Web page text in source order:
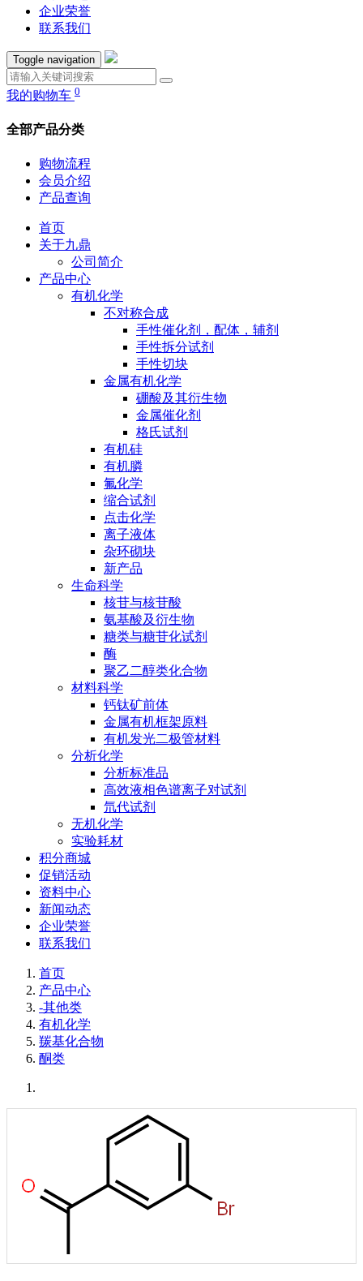
企业荣誉
联系我们
Toggle navigation
我的购物车 0
全部产品分类
购物流程
会员介绍
产品查询
首页
关于九鼎
公司简介
产品中心
有机化学
不对称合成
手性催化剂，配体，辅剂
手性拆分试剂
手性切块
金属有机化学
硼酸及其衍生物
金属催化剂
格氏试剂
有机硅
有机膦
氟化学
缩合试剂
点击化学
离子液体
杂环砌块
新产品
生命科学
核苷与核苷酸
氨基酸及衍生物
糖类与糖苷化试剂
酶
聚乙二醇类化合物
材料科学
钙钛矿前体
金属有机框架原料
有机发光二极管材料
分析化学
分析标准品
高效液相色谱离子对试剂
氘代试剂
无机化学
实验耗材
积分商城
促销活动
资料中心
新闻动态
企业荣誉
联系我们
首页
产品中心
-其他类
有机化学
羰基化合物
酮类